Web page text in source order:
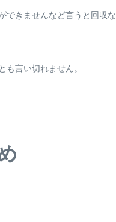
きませんなど言うと回収
言い切れません。